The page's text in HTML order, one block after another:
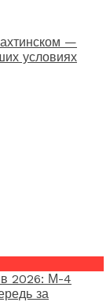
—
условиях
2026: М-4
за